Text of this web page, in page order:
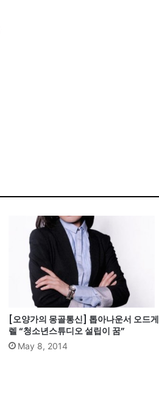
[오양가의 몽골통신] 톱아나운서 오드게
렐 “청소년스튜디오 설립이 꿈”
May 8, 2014